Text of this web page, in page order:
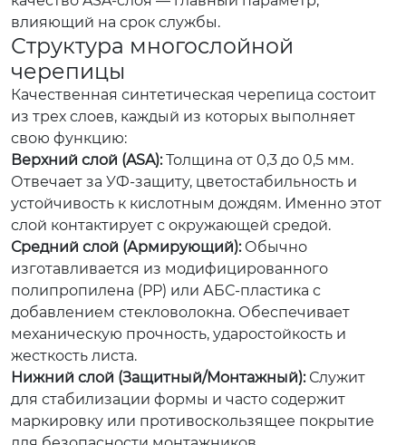
влияющий на срок службы.
Структура многослойной
черепицы
Качественная синтетическая черепица состоит
из трех слоев, каждый из которых выполняет
свою функцию:
Верхний слой (ASA):Толщина от 0,3 до 0,5 мм.
Отвечает за УФ-защиту, цветостабильность и
устойчивость к кислотным дождям. Именно этот
слой контактирует с окружающей средой.
Средний слой (Армирующий):Обычно
изготавливается из модифицированного
полипропилена (PP) или АБС-пластика с
добавлением стекловолокна. Обеспечивает
механическую прочность, ударостойкость и
жесткость листа.
Нижний слой (Защитный/Монтажный):Служит
для стабилизации формы и часто содержит
маркировку или противоскользящее покрытие